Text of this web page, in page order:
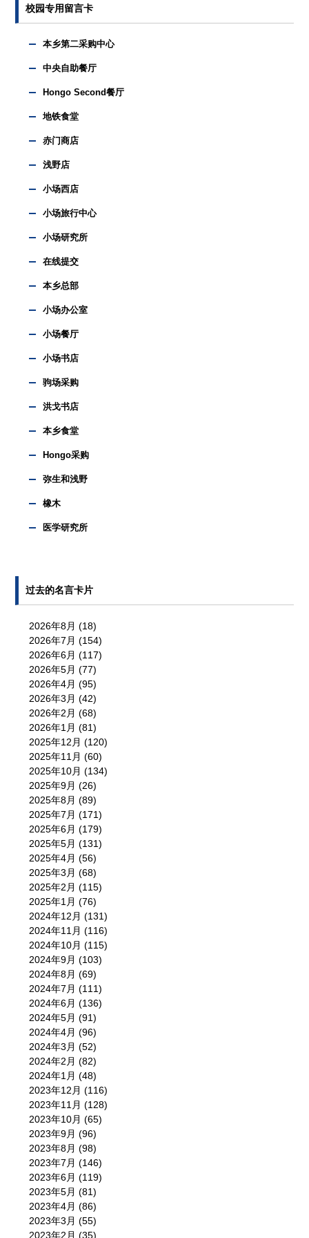
校园专用留言卡
本乡第二采购中心
中央自助餐厅
Hongo Second餐厅
地铁食堂
赤门商店
浅野店
小场西店
小场旅行中心
小场研究所
在线提交
本乡总部
小场办公室
小场餐厅
小场书店
驹场采购
洪戈书店
本乡食堂
Hongo采购
弥生和浅野
橡木
医学研究所
过去的名言卡片
2026年8月 (18)
2026年7月 (154)
2026年6月 (117)
2026年5月 (77)
2026年4月 (95)
2026年3月 (42)
2026年2月 (68)
2026年1月 (81)
2025年12月 (120)
2025年11月 (60)
2025年10月 (134)
2025年9月 (26)
2025年8月 (89)
2025年7月 (171)
2025年6月 (179)
2025年5月 (131)
2025年4月 (56)
2025年3月 (68)
2025年2月 (115)
2025年1月 (76)
2024年12月 (131)
2024年11月 (116)
2024年10月 (115)
2024年9月 (103)
2024年8月 (69)
2024年7月 (111)
2024年6月 (136)
2024年5月 (91)
2024年4月 (96)
2024年3月 (52)
2024年2月 (82)
2024年1月 (48)
2023年12月 (116)
2023年11月 (128)
2023年10月 (65)
2023年9月 (96)
2023年8月 (98)
2023年7月 (146)
2023年6月 (119)
2023年5月 (81)
2023年4月 (86)
2023年3月 (55)
2023年2月 (35)